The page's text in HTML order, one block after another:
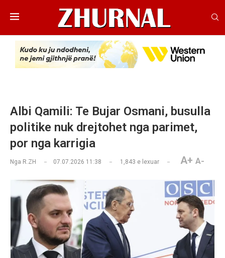
Albi Qamili: Te Bujar Osmani, busulla
politike nuk drejtohet nga parimet,
por nga karrigia
Nga R.ZH 07.07.2026 11:38 1,843 e lexuar A+ A-